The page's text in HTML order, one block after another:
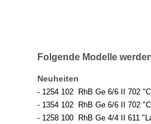
Folgende Modelle
Neuheiten
- 1254 102 RhB Ge 6/6 II 702
- 1354 102 RhB Ge 6/6 II 702
- 1258 100 RhB Ge 4/4 II 611